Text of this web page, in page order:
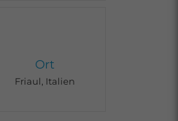
Ort
Friaul, Italien